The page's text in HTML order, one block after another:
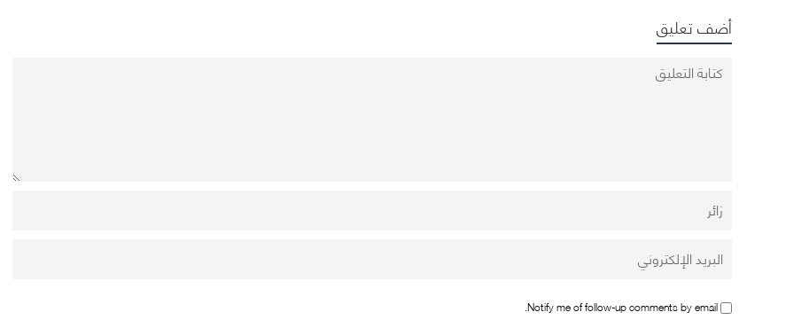
أضف تعليق
Notify me of follow-up comments by email.